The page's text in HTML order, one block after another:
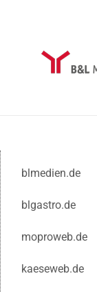
blmedien.de
blgastro.de
moproweb.de
kaeseweb.de